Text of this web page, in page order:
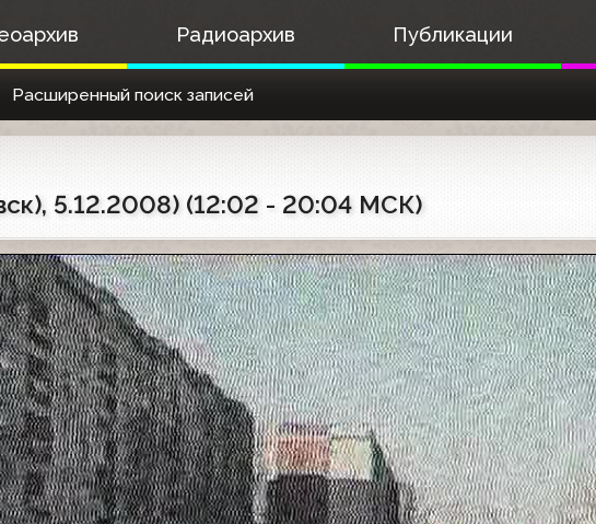
Радиоархив Публикации
Расширенный поиск записей
5.12.2008) (12:02 - 20:04 МСК)